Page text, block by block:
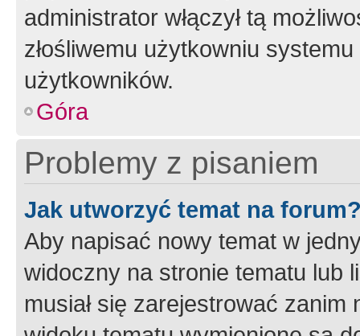
administrator włączył tą
złośliwemu użytkowniu
użytkowników.
Góra
Problemy z pisaniem
Jak utworzyć temat na
Aby napisać nowy temat w
widoczny na stronie tematu lub
musiał się zarejestrować